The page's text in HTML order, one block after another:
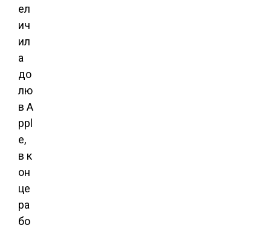
ел
ич
ил
а
до
лю
в A
ppl
e,
в к
он
це
ра
бо